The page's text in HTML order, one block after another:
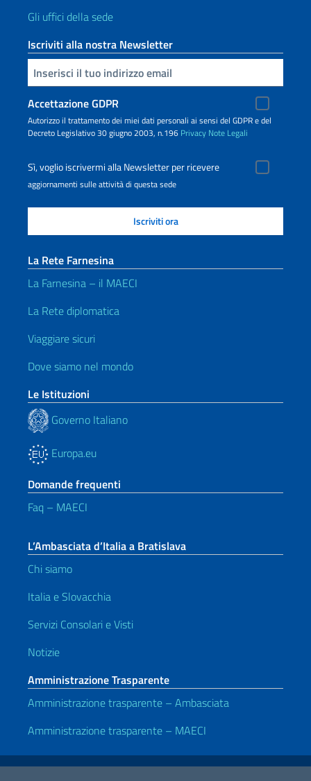
Gli uffici della sede
Iscriviti alla nostra Newsletter
Inserisci la tua email
Accettazione GDPR
Autorizzo il trattamento dei miei dati personali ai sensi del GDPR e del
Decreto Legislativo 30 giugno 2003, n.196 Privacy Note Legali
Sì, voglio iscrivermi alla Newsletter per ricevere
aggiornamenti sulle attività di questa sede
La Rete Farnesina
La Farnesina – il MAECI
La Rete diplomatica
Viaggiare sicuri
Dove siamo nel mondo
Le Istituzioni
Governo Italiano
Europa.eu
Domande frequenti
Faq – MAECI
L’Ambasciata d’Italia a Bratislava
Chi siamo
Italia e Slovacchia
Servizi Consolari e Visti
Notizie
Amministrazione Trasparente
Amministrazione trasparente – Ambasciata
Amministrazione trasparente – MAECI
Link Utili